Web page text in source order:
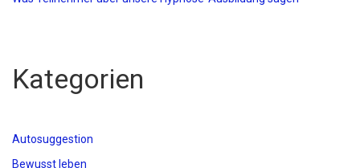
Kategorien
Autosuggestion
Bewusst leben